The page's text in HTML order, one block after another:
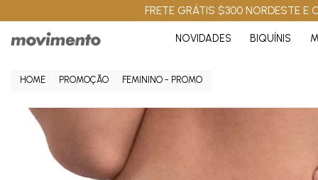
FRETE GRÁTIS $300 NORDESTE E
NOVIDADES BIQUÍNIS
PROMOÇÃO FEMININO - PROMO